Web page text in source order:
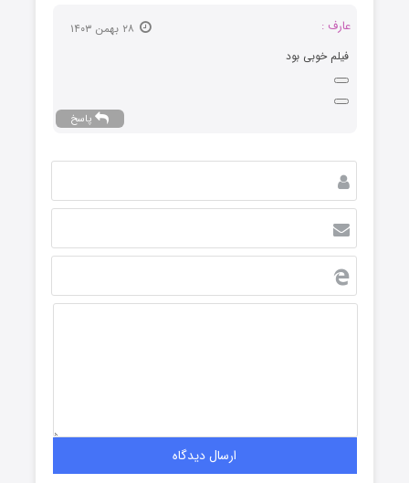
عارف :
فیلم خوبی بود
پاسخ